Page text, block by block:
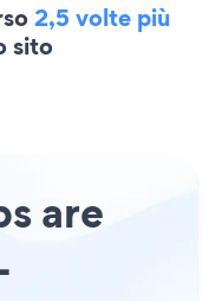
2,5 volte più
sito
are